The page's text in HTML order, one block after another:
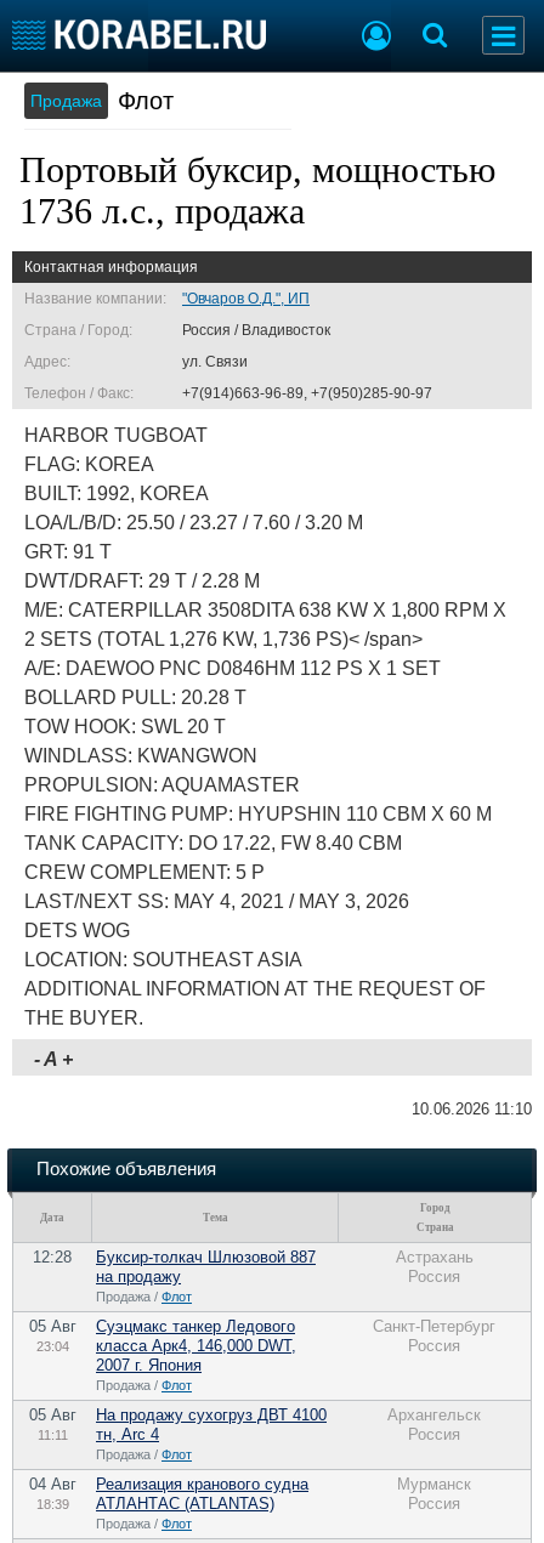
Судостроение
Новости
Компании
Репутация
Работа
Крюинг
Продажа флота
Изделия
Материалы
Услуги
Продажа Флот
Портовый буксир, мощностью
1736 л.с., продажа
Контактная информация
Название компании:
"Овчаров О.Д.", ИП
Страна / Город:
Россия / Владивосток
Адрес:
ул. Связи
Телефон / Факс:
+7(914)663-96-89, +7(950)285-90-97
HARBOR TUGBOAT
FLAG: KOREA
BUILT: 1992, KOREA
LOA/L/B/D: 25.50 / 23.27 / 7.60 / 3.20 M
GRT: 91 T
DWT/DRAFT: 29 T / 2.28 M
M/E: CATERPILLAR 3508DITA 638 KW X 1,800 RPM X
2 SETS (TOTAL 1,276 KW, 1,736 PS)< /span>
A/E: DAEWOO PNC D0846HM 112 PS X 1 SET
BOLLARD PULL: 20.28 T
TOW HOOK: SWL 20 T
WINDLASS: KWANGWON
PROPULSION: AQUAMASTER
FIRE FIGHTING PUMP: HYUPSHIN 110 CBM X 60 M
TANK CAPACITY: DO 17.22, FW 8.40 CBM
CREW COMPLEMENT: 5 P
LAST/NEXT SS: MAY 4, 2021 / MAY 3, 2026
DETS WOG
LOCATION: SOUTHEAST ASIA
ADDITIONAL INFORMATION AT THE REQUEST OF
THE BUYER.
-A +
10.06.2026 11:10
Похожие объявления
Дата Тема
Город
Страна
12:28
Буксир-толкач Шлюзовой 887
на продажу
Продажа / Флот
Астрахань
Россия
05 Авг
23:04
Суэцмакс танкер Ледового
класса Арк4, 146,000 DWT,
2007 г. Япония
Продажа / Флот
Санкт-Петербург
Россия
05 Авг
11:11
На продажу сухогруз ДВТ 4100
тн, Arc 4
Продажа / Флот
Архангельск
Россия
04 Авг
18:39
Реализация кранового судна
АТЛАНТАС (ATLANTAS)
Продажа / Флот
Мурманск
Россия